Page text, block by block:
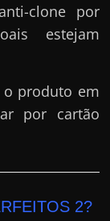
clone por
estejam
o produto em
por cartão
2?